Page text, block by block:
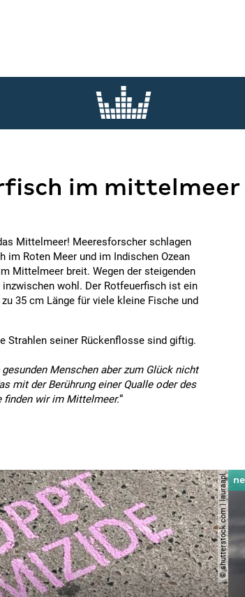
im mittelmeer
Mittelmeer! Meeresforscher schlagen
im Roten Meer und im Indischen Ozean
Mittelmeer breit. Wegen der steigenden
wohl. Der Rotfeuerfisch ist ein
35 cm Länge für viele kleine Fische und
Strahlen seiner Rückenflosse sind giftig.
Menschen aber zum Glück nicht
mit der Berührung einer Qualle oder des
finden wir im Mittelmeer.“
© shutterstock.com | lauraapl